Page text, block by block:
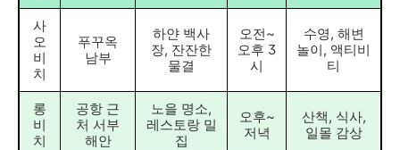
사
오
비
치
푸꾸옥
남부
하얀 백사
장, 잔잔한
물결
오전~
오후 3
시
수영, 해변
놀이, 액티비
티
롱
비
치
공항 근
처 서부
해안
노을 명소,
레스토랑 밀
집
오후~
저녁
산책, 식사,
일몰 감상